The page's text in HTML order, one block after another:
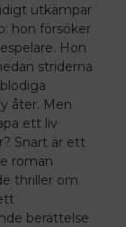
utkämpar
hon försöker
Hon
striderna
åter. Men
ett liv
Snart är ett
roman
thriller om
berättelse